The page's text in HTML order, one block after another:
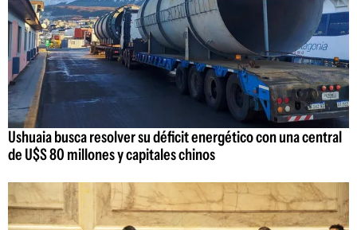
Ushuaia busca resolver su déficit energético con una central
de U$S 80 millones y capitales chinos